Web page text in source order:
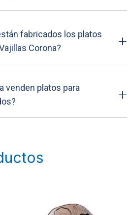
fabricados los platos
Corona?
+
venden platos para
+